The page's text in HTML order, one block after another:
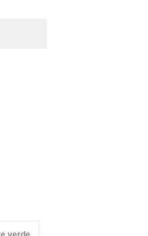
dal Governo